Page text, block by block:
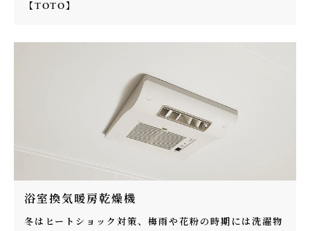
【TOTO】
浴室換気暖房乾燥機
冬はヒートショック対策、梅雨や花粉の時期には洗濯物